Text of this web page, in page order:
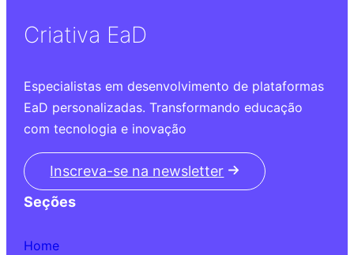
Criativa EaD
Especialistas em desenvolvimento de plataformas
EaD personalizadas. Transformando educação
com tecnologia e inovação
Inscreva-se na newsletter
Seções
Home